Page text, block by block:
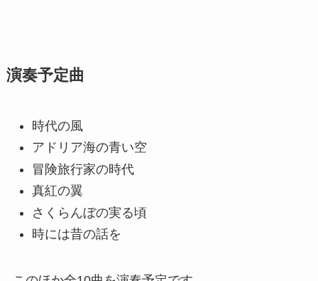
演奏予定曲
時代の風
アドリア海の青い空
冒険旅行家の時代
真紅の翼
さくらんぼの実る頃
時には昔の話を